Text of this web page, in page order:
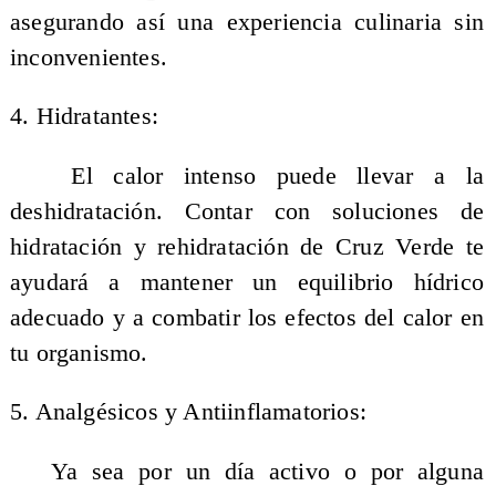
asegurando así una experiencia culinaria sin
inconvenientes.
4. Hidratantes:
El calor intenso puede llevar a la
deshidratación. Contar con soluciones de
hidratación y rehidratación de Cruz Verde te
ayudará a mantener un equilibrio hídrico
adecuado y a combatir los efectos del calor en
tu organismo.
5. Analgésicos y Antiinflamatorios:
Ya sea por un día activo o por alguna